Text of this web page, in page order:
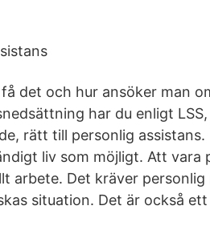
det och hur ansöker man
har du enligt LSS,
rätt till personlig assistans.
liv som möjligt. Att vara
arbete. Det kräver personlig
situation. Det är också